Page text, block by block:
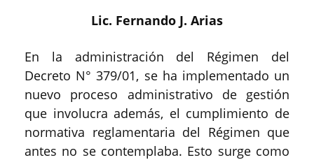
Lic. Fernando J. Arias
En la administración del Régimen del
Decreto N° 379/01, se ha implementado un
nuevo proceso administrativo de gestión
que involucra además, el cumplimiento de
normativa reglamentaria del Régimen que
antes no se contemplaba. Esto surge como